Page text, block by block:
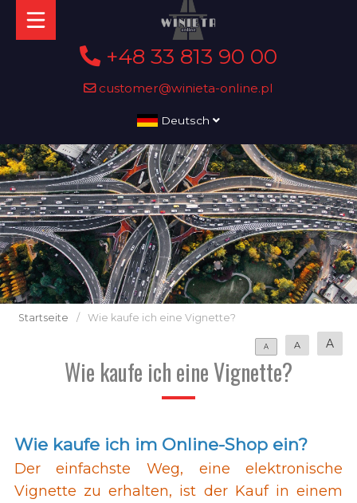
+48 33 813 90 00
customer@winieta-online.pl
Deutsch
Startseite / Wie kaufe ich eine Vignette?
A A A
Wie kaufe ich eine Vignette?
Wie kaufe ich im Online-Shop ein?
Der einfachste Weg, eine elektronische
Vignette zu erhalten, ist der Kauf in einem